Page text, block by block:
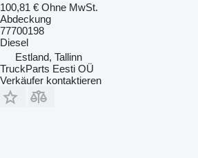
100,81 € Ohne MwSt.
Abdeckung
77700198
Diesel
Estland, Tallinn
TruckParts Eesti OÜ
Verkäufer kontaktieren